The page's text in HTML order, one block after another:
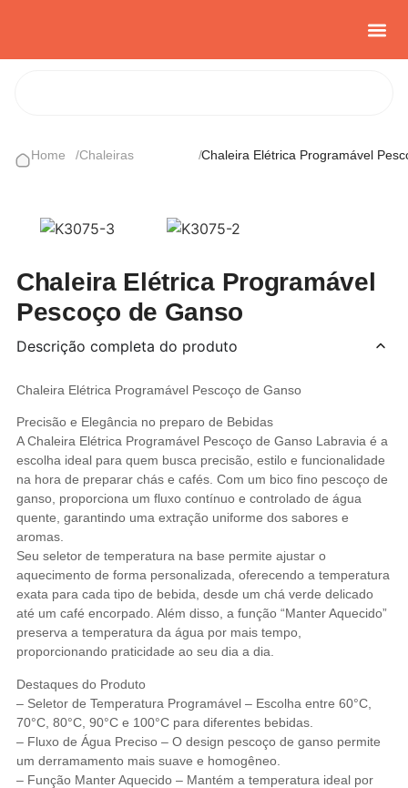
Home /Chaleiras /Chaleira Elétrica Programável
Chaleira Elétrica Programável
Pescoço de Ganso
Descrição completa do produto
Chaleira Elétrica Programável Pescoço de Ganso
Precisão e Elegância no preparo de Bebidas
A Chaleira Elétrica Programável Pescoço de Ganso Labravia é a
escolha ideal para quem busca precisão, estilo e funcionalidade
na hora de preparar chás e cafés. Com um bico fino pescoço de
ganso, proporciona um fluxo contínuo e controlado de água
quente, garantindo uma extração uniforme dos sabores e
aromas.
Seu seletor de temperatura na base permite ajustar o
aquecimento de forma personalizada, oferecendo a temperatura
exata para cada tipo de bebida, desde um chá verde delicado
até um café encorpado. Além disso, a função “Manter Aquecido”
preserva a temperatura da água por mais tempo,
proporcionando praticidade ao seu dia a dia.
Destaques do Produto
– Seletor de Temperatura Programável – Escolha entre 60°C,
70°C, 80°C, 90°C e 100°C para diferentes bebidas.
– Fluxo de Água Preciso – O design pescoço de ganso permite
um derramamento mais suave e homogêneo.
– Função Manter Aquecido – Mantém a temperatura ideal por